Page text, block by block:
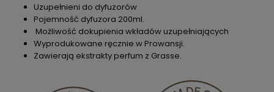
Uzupełnieni do dyfuzorów
Pojemność dyfuzora 200ml.
Możliwość dokupienia wkładów uzupełniających
Wyprodukowane ręcznie w Prowansji.
Zawierają ekstrakty perfum z Grasse.